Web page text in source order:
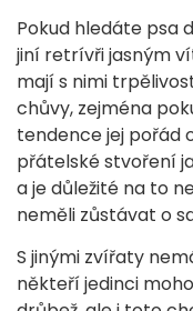
Pokud hledáte psa
jiní retrívři jasným
mají s nimi
chůvy, zejména
tendence jej pořád
přátelské stvoření
a je důležité na to
neměli zůstávat o
S jinými zvířaty
někteří jedinci